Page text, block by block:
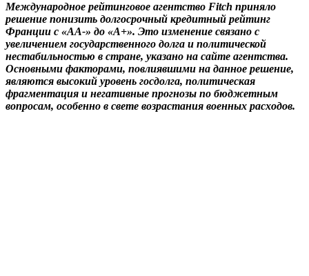
Международное рейтинговое агентство Fitch приняло
решение понизить долгосрочный кредитный рейтинг
Франции с «АА-» до «А+». Это изменение связано с
увеличением государственного долга и политической
нестабильностью в стране, указано на сайте агентства.
Основными факторами, повлиявшими на данное решение,
являются высокий уровень госдолга, политическая
фрагментация и негативные прогнозы по бюджетным
вопросам, особенно в свете возрастания военных расходов.